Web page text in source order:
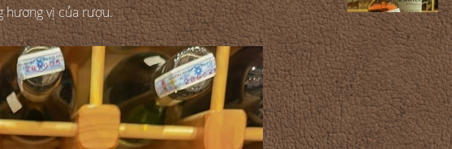
hương vị của rượu.